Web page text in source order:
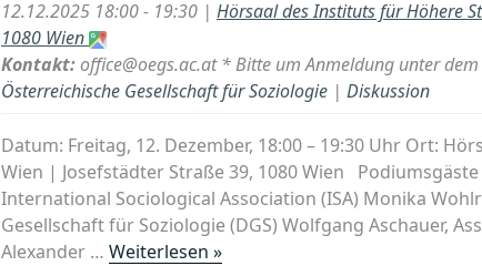
12.12.2025 18:00 - 19:30 | Hörsaal des Instituts für Höhere
1080 Wien
Kontakt:office@oegs.ac.at * Bitte um Anmeldung unter
Österreichische Gesellschaft für Soziologie | Diskussion
Datum: Freitag, 12. Dezember, 18:00 – 19:30 Uhr Ort:
Wien | Josefstädter Straße 39, 1080 Wien
International Sociological Association (ISA) Monika
Gesellschaft für Soziologie (DGS) Wolfgang Aschauer,
Alexander … Weiterlesen »„[ÖGS]